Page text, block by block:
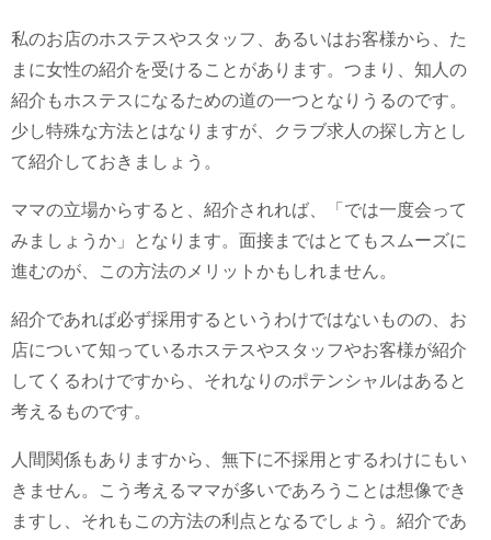
私のお店のホステスやスタッフ、あるいはお客様から、た
まに女性の紹介を受けることがあります。つまり、知人の
紹介もホステスになるための道の一つとなりうるのです。
少し特殊な方法とはなりますが、クラブ求人の探し方とし
て紹介しておきましょう。
ママの立場からすると、紹介されれば、「では一度会って
みましょうか」となります。面接まではとてもスムーズに
進むのが、この方法のメリットかもしれません。
紹介であれば必ず採用するというわけではないものの、お
店について知っているホステスやスタッフやお客様が紹介
してくるわけですから、それなりのポテンシャルはあると
考えるものです。
人間関係もありますから、無下に不採用とするわけにもい
きません。こう考えるママが多いであろうことは想像でき
ますし、それもこの方法の利点となるでしょう。紹介であ